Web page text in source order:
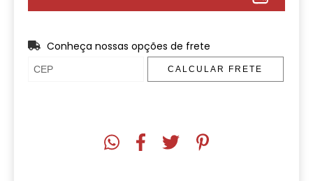
Conheça nossas opções de frete
CALCULAR FRETE